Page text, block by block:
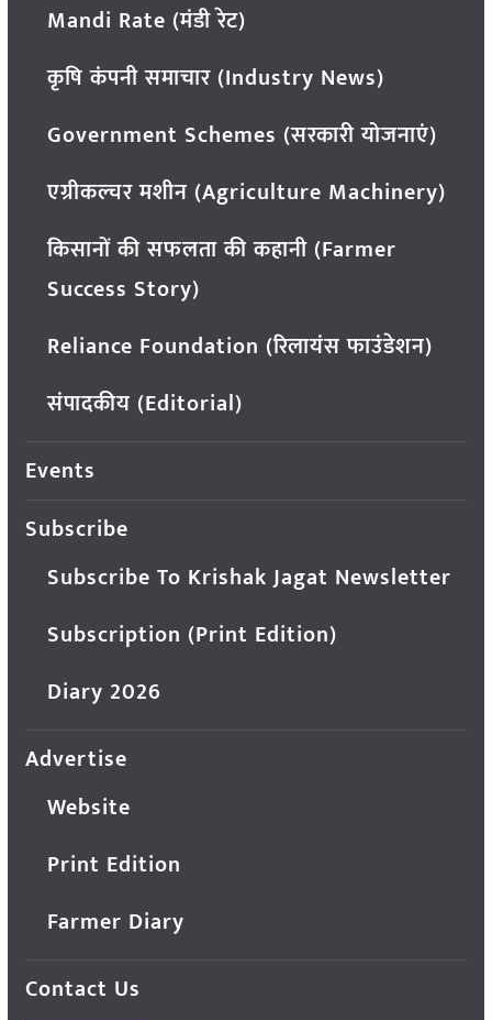
Mandi Rate (मंडी रेट)
कृषि कंपनी समाचार (Industry News)
Government Schemes (सरकारी योजनाएं)
एग्रीकल्चर मशीन (Agriculture Machinery)
किसानों की सफलता की कहानी (Farmer
Success Story)
Reliance Foundation (रिलायंस फाउंडेशन)
संपादकीय (Editorial)
Events
Subscribe
Subscribe To Krishak Jagat Newsletter
Subscription (Print Edition)
Diary 2026
Advertise
Website
Print Edition
Farmer Diary
Contact Us